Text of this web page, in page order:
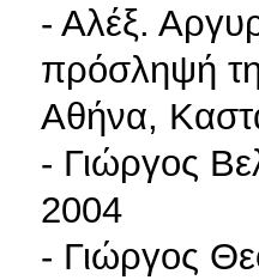
- Αλέξ.
πρόσληψή
Αθήνα,
- Γιώργος
2004
- Γιώργος